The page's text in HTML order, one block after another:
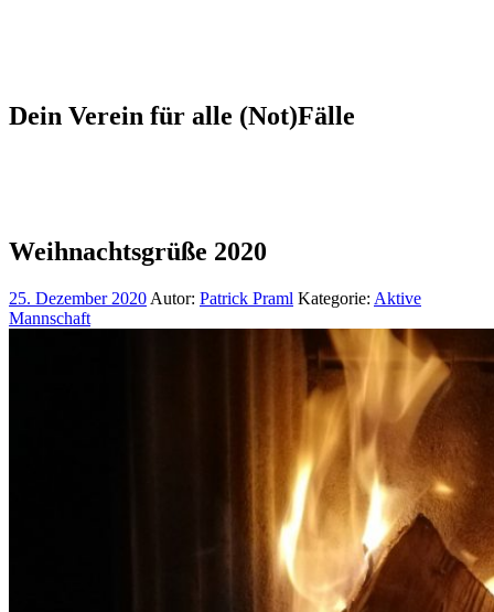
Dein Verein für alle (Not)Fälle
Weihnachtsgrüße 2020
25. Dezember 2020 Autor: Patrick Praml Kategorie: Aktive
Mannschaft